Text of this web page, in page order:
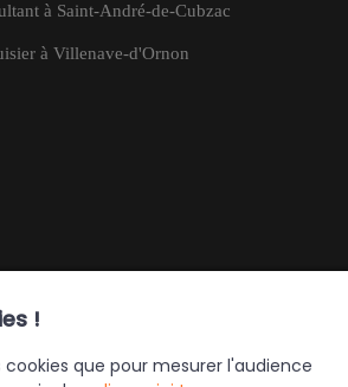
à Saint-André-de-Cubzac
à Villenave-d'Ornon
© 2026
!
cookies que pour mesurer l'audience